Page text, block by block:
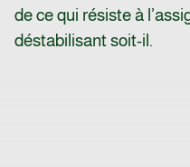
de ce qui résiste à
déstabilisant soit-il.